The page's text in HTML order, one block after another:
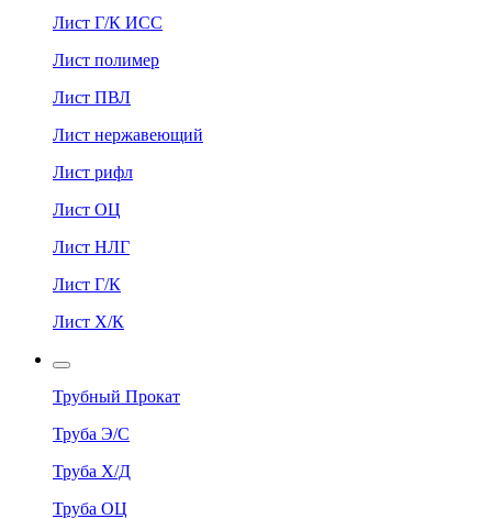
Лист Г/К ИСС
Лист полимер
Лист ПВЛ
Лист нержавеющий
Лист рифл
Лист ОЦ
Лист НЛГ
Лист Г/К
Лист Х/К
Трубный Прокат
Труба Э/С
Труба Х/Д
Труба ОЦ